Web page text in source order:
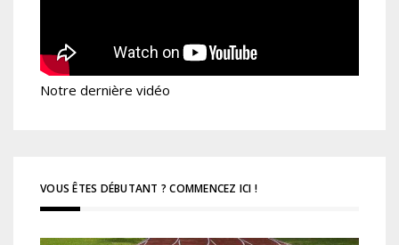
Notre dernière vidéo
VOUS ÊTES DÉBUTANT ? COMMENCEZ ICI !